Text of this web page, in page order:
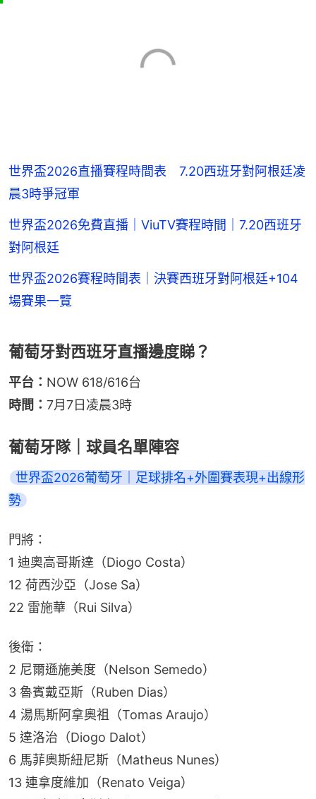
世界盃2026直播賽程時間表 7.20西班牙對阿根廷凌
晨3時爭冠軍
世界盃2026免費直播｜ViuTV賽程時間｜7.20西班牙
對阿根廷
世界盃2026賽程時間表｜決賽西班牙對阿根廷+104
場賽果一覽
葡萄牙對西班牙直播邊度睇？
平台： NOW 618/616台
時間： 7月7日凌晨3時
葡萄牙隊｜球員名單陣容
世界盃2026葡萄牙｜足球排名+外圍賽表現+出線形
勢
門將：
1 迪奧高哥斯達（Diogo Costa）
12 荷西沙亞（Jose Sa）
22 雷施華（Rui Silva）
後衛：
2 尼爾遜施美度（Nelson Semedo）
3 魯賓戴亞斯（Ruben Dias）
4 湯馬斯阿拿奧祖（Tomas Araujo）
5 達洛治（Diogo Dalot）
6 馬菲奧斯紐尼斯（Matheus Nunes）
13 連拿度維加（Renato Veiga）